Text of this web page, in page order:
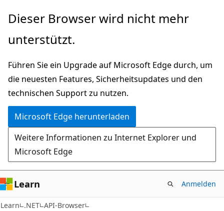
Zu
wechseln
Zur
springen
Dieser Browser wird nicht mehr
unterstützt.
Führen Sie ein Upgrade auf Microsoft Edge durch, um
die neuesten Features, Sicherheitsupdates und den
technischen Support zu nutzen.
Microsoft Edge herunterladen
Weitere Informationen zu Internet Explorer und
Microsoft Edge
Learn Anmelden
Learn .NET API-Browser